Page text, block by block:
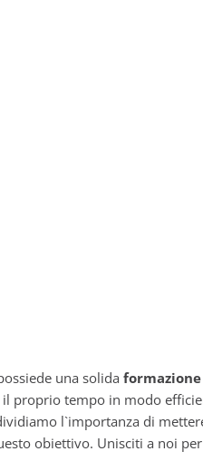
una solida
proprio tempo in modo
l`importanza di
obiettivo. Unisciti a noi per